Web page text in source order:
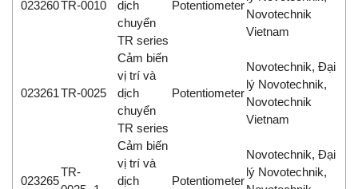
023260TR-0010
dịch
chuyển
TR series
Potentiometer
Novotechnik
Vietnam
023261TR-0025
Cảm biến
vị trí và
dịch
chuyển
TR series
Potentiometer
Novotechnik, Đại
lý Novotechnik,
Novotechnik
Vietnam
023265
TR-
Cảm biến
vị trí và
dịch
Potentiometer
Novotechnik, Đại
lý Novotechnik,